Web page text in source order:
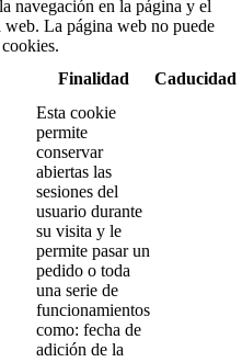
navegación en la página y el
web. La página web no puede
Finalidad Caducidad
Esta cookie
permite
conservar
abiertas las
sesiones del
usuario durante
su visita y le
permite pasar un
pedido o toda
una serie de
funcionamientos
como: fecha de
adición de la